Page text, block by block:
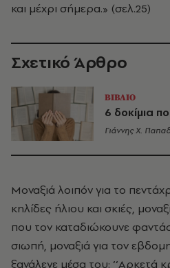
και μέχρι σήμερα.» (σελ.25)
Σχετικό Άρθρο
ΒΙΒΛΙΟ
6 δοκίμια
Γιάννης Χ.
Μοναξιά λοιπόν για το
κηλίδες ήλιου και σκιές,
που τον καταδιώκουνε
σιωπή, μοναξιά για τον
ξανάλεγε μέσα του: ‘‘Αρκετά